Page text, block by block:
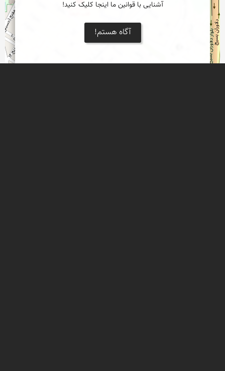
آشنایی با قوانین ما اینجا کلیک کنید!
آگاه هستم!